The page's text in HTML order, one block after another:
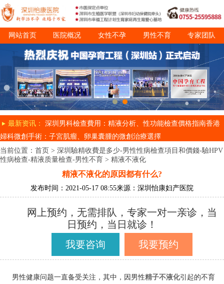
网站首页 医院概况 女性不孕 男性不育 专家团队
诊疗项目 就医指南
最新资讯： 深圳男科檢查費用：精液分析、性功能檢查價格指南香港
婦科微創手術：子宮肌瘤、卵巢囊腫的微創治療選擇
当前位置： 首页 > 深圳驗精收費是多少-男性性病檢查項目和價錢-驗HPV
性病檢查-精液质量檢查-男性不育 > 精液不液化
精液不液化的原因都有什么?
发布时间：2021-05-17 08:55来源：深圳怡康妇产医院
网上预约，无需排队，专家一对一亲诊，当
日预约，当日就诊！
我要咨询
我要预约
男性健康问题一直备受关注，其中，因男性精子不液化引起的不育